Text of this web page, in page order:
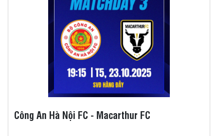
Công An Hà Nội FC - Macarthur FC